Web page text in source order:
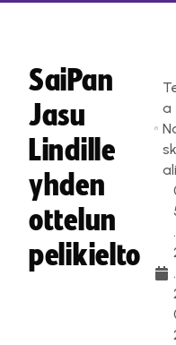
SaiPan
Jasu
Lindille
yhden
ottelun
pelikielto
a
sk
ali
.